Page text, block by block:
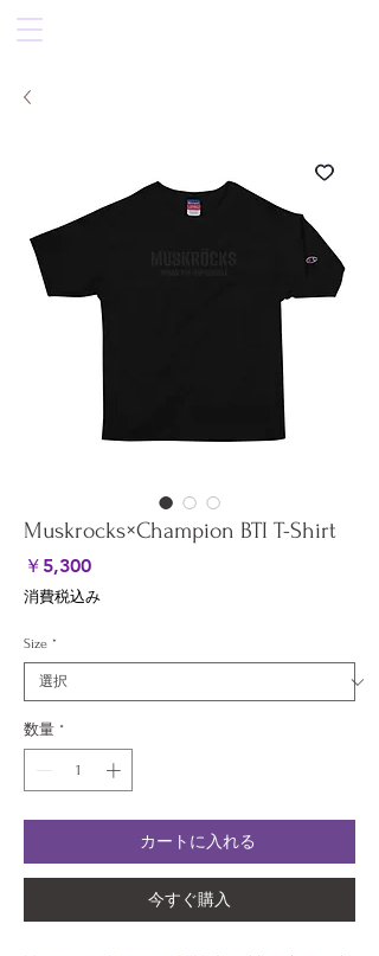
Muskrocks×Champion BTI T-Shirt
￥5,300価
格
消費税込み
Size *
数量 *
カートに入れる
今すぐ購入